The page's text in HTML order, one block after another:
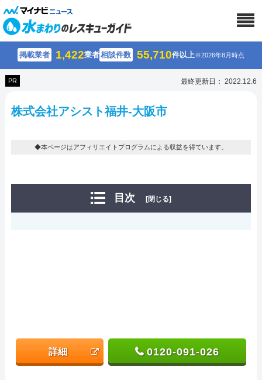
掲載業者 1,422業者相談件数 55,710件以上※2026年8月時点
PR 最終更新日： 2022.12.6
株式会社アシスト福井-大阪市
◆本ページはアフィリエイトプログラムによる収益を得ています。
目次 [閉じる]
詳細 0120-091-026